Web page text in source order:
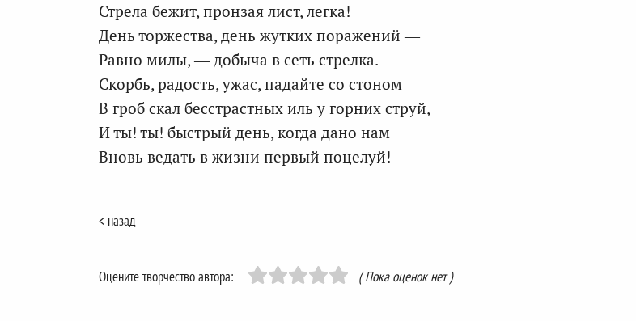
Стрела бежит, пронзая лист, легка!
День торжества, день жутких поражений —
Равно милы, — добыча в сеть стрелка.
Скорбь, радость, ужас, падайте со стоном
В гроб скал бесстрастных иль у горних струй,
И ты! ты! быстрый день, когда дано нам
Вновь ведать в жизни первый поцелуй!
< назад
Оцените творчество автора: ( Пока оценок нет )